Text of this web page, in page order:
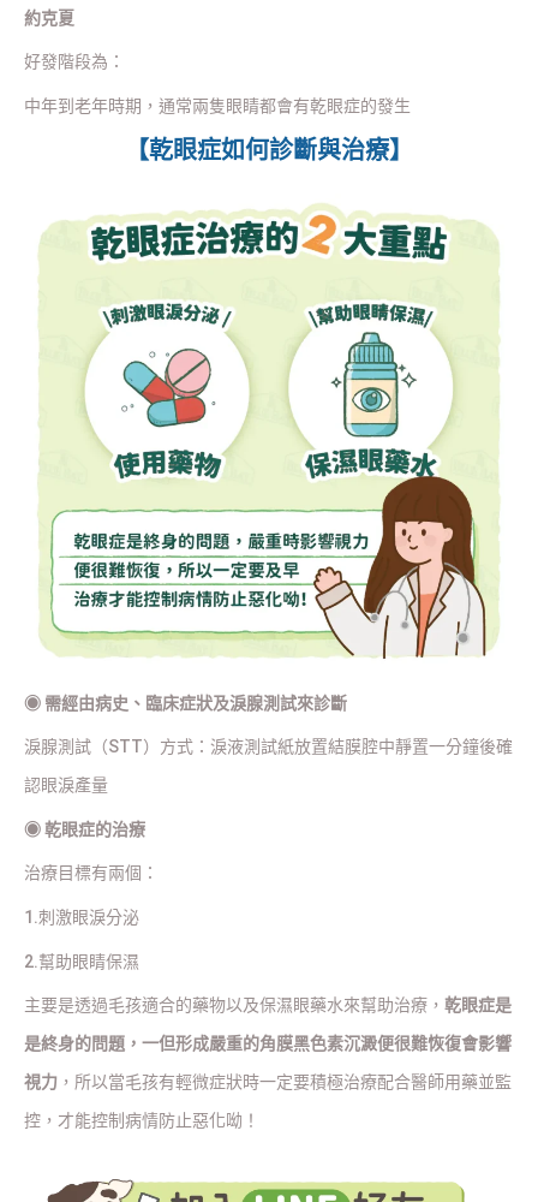
約克夏
好發階段為：
中年到老年時期，通常兩隻眼睛都會有乾眼症的發生
【乾眼症如何診斷與治療】
◉ 需經由病史、臨床症狀及淚腺測試來診斷
淚腺測試（STT）方式：淚液測試紙放置結膜腔中靜置一分鐘後確
認眼淚產量
◉乾眼症的治療
治療目標有兩個：
1.刺激眼淚分泌
2.幫助眼睛保濕
主要是透過毛孩適合的藥物以及保濕眼藥水來幫助治療， 乾眼症是
是終身的問題，一但形成嚴重的角膜黑色素沉澱便很難恢復會影響
視力 ，所以當毛孩有輕微症狀時一定要積極治療配合醫師用藥並監
控，才能控制病情防止惡化呦！